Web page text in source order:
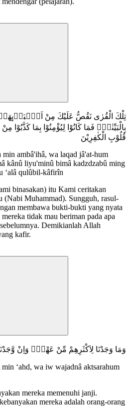
تِلْكَ الْقُرٰى نَقُصُّ عَلَيْكَ مِنْ اَنْۢبَاۤىِٕهَاۚ
بِالْبَيِّنٰتِۚ فَمَا كَانُوْا لِيُؤْمِنُوْا بِمَا
قُلُوْبِ الْكٰفِرِيْنَ
min ambâ'ihâ, wa laqad jâ'at-hum
kânû liyu'minû bimâ kadzdzabû ming
‘alâ qulûbil-kâfirîn
binasakan) itu Kami ceritakan
(Nabi Muhammad). Sungguh, rasul-
membawa bukti-bukti yang nyata
tidak mau beriman pada apa
Demikianlah Allah
kafir.
وَمَا وَجَدْنَا لِاَكْثَرِهِمْ مِّنْ عَهْدٍۚ وَاِنْ
‘ahd, wa iw wajadnâ aktsarahum
mereka memenuhi janji.
mereka adalah orang-orang